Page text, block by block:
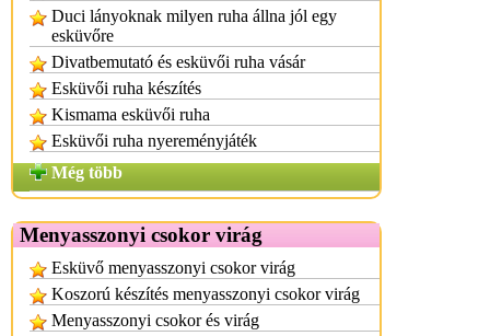
Duci lányoknak milyen ruha állna jól egy
esküvőre
Divatbemutató és esküvői ruha vásár
Esküvői ruha készítés
Kismama esküvői ruha
Esküvői ruha nyereményjáték
Még több
Menyasszonyi csokor virág
Esküvő menyasszonyi csokor virág
Koszorú készítés menyasszonyi csokor virág
Menyasszonyi csokor és virág